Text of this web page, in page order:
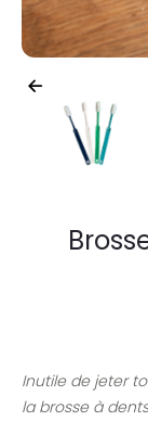
Inutile de jeter
la brosse à